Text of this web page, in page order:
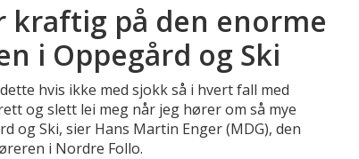
kraftig på den enorme
i Oppegård og Ski
hvis ikke med sjokk så i hvert fall med
og slett lei meg når jeg hører om så mye
og Ski, sier Hans Martin Enger (MDG), den
i Nordre Follo.